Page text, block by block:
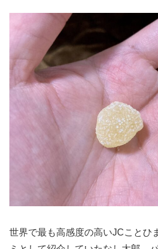
世界で最も高感度の高いJCことひ